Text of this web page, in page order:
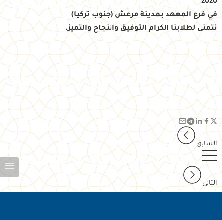
2020
في فرع المعهد بمدينة مرعش (جنوب تركيا)
نتمنى لطلابنا الكرام التوفيق والنجاح والتميز.
السابق
التالي